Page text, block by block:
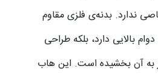
خاصی ندارد. بدنه‌ی فلزی مقاوم
بالایی دارد، بلکه طراحی
به آن بخشیده است. این هاب